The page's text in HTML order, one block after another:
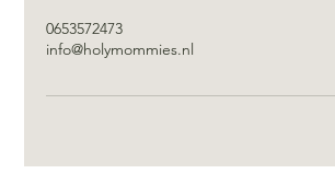
0653572473
info@holymommies.nl